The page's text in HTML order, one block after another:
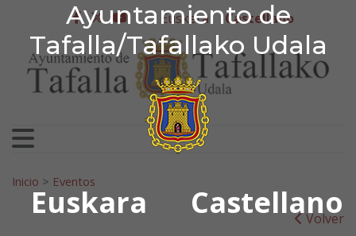
Ayuntamiento de
Tafalla/Tafallako Udala
Euskara Castellano
Ir al contenido
Ayuntamiento de
facebook
twitter
youtube
Euskera Castellano
Search for:
Inicio > Eventos
Volver